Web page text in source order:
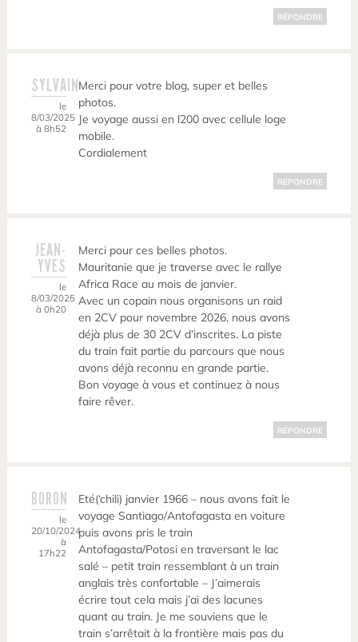
RÉPONDRE
SYLVAIN
le
8/03/2025
à 8h52
Merci pour votre blog, super et belles
photos.
Je voyage aussi en l200 avec cellule loge
mobile.
Cordialement
RÉPONDRE
JEAN-
YVES
le
8/03/2025
à 0h20
Merci pour ces belles photos.
Mauritanie que je traverse avec le rallye
Africa Race au mois de janvier.
Avec un copain nous organisons un raid
en 2CV pour novembre 2026, nous avons
déjà plus de 30 2CV d’inscrites. La piste
du train fait partie du parcours que nous
avons déjà reconnu en grande partie.
Bon voyage à vous et continuez à nous
faire rêver.
RÉPONDRE
BORON
le
20/10/2024
à
17h22
Eté(‘chili) janvier 1966 – nous avons fait le
voyage Santiago/Antofagasta en voiture
puis avons pris le train
Antofagasta/Potosi en traversant le lac
salé – petit train ressemblant à un train
anglais très confortable – J’aimerais
écrire tout cela mais j’ai des lacunes
quant au train. Je me souviens que le
train s’arrêtait à la frontière mais pas du